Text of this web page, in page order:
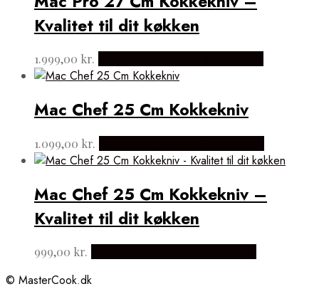
Kvalitet til dit køkken
1.999,00 kr.
Mac Chef 25 Cm Kokkekniv
1.099,00 kr.
Mac Chef 25 Cm Kokkekniv –
Kvalitet til dit køkken
999,00 kr.
© MasterCook.dk